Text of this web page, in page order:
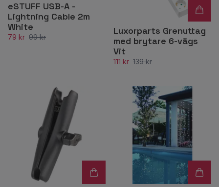
eSTUFF USB-A -
Lightning Cable 2m
White
79 kr 99 kr
Luxorparts Grenuttag
med brytare 6-vägs
Vit
111 kr 139 kr